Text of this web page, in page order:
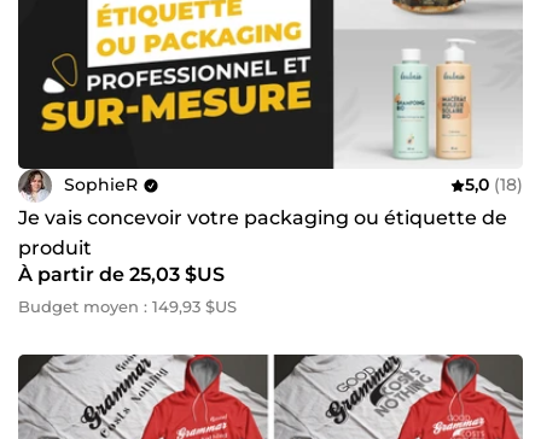
SophieR 5,0 (18)
Je vais concevoir votre packaging ou étiquette de
produit
À partir de 25,03 $US
Budget moyen : 149,93 $US